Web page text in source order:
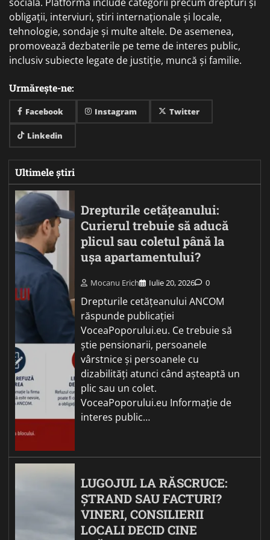
obligații, interviuri, știri internaționale și locale,
tehnologie, sondaje și multe altele. De asemenea,
promovează dezbaterile pe teme de interes public,
inclusiv subiecte legate de justiție, muncă și familie.
Urmărește-ne:
Facebook Instagram Twitter
Linkedin
Ultimele știri
Drepturile cetățeanului:
Curierul trebuie să aducă
plicul sau coletul până la
ușa apartamentului?
Mocanu Erich Iulie 20, 2026 0
Drepturile cetățeanului ANCOM
răspunde publicației
VoceaPoporului.eu. Ce trebuie să
știe pensionarii, persoanele
vârstnice și persoanele cu
dizabilități atunci când așteaptă un
plic sau un colet.
VoceaPoporului.eu Informație de
interes public…
LUGOJUL LA RĂSCRUCE:
ȘTRAND SAU FACTURI?
VINERI, CONSILIERII
LOCALI DECID CINE